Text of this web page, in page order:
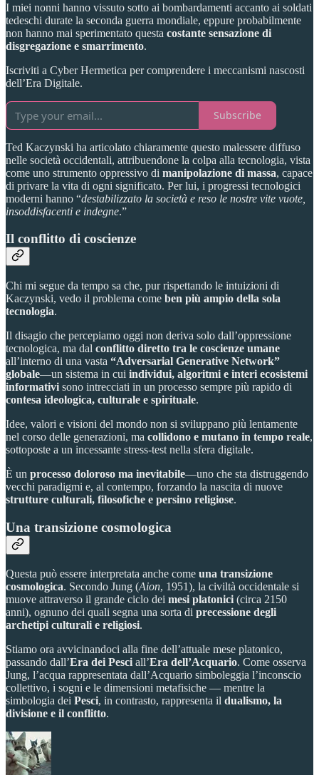
I miei nonni hanno vissuto sotto ai bombardamenti accanto ai soldati
tedeschi durate la seconda guerra mondiale, eppure probabilmente
non hanno mai sperimentato questa costante sensazione di
disgregazione e smarrimento.
Iscriviti a Cyber Hermetica per comprendere i meccanismi nascosti
dell’Era Digitale.
Subscribe
Ted Kaczynski ha articolato chiaramente questo malessere diffuso
nelle società occidentali, attribuendone la colpa alla tecnologia, vista
come uno strumento oppressivo di manipolazione di massa, capace
di privare la vita di ogni significato. Per lui, i progressi tecnologici
moderni hanno “destabilizzato la società e reso le nostre vite vuote,
insoddisfacenti e indegne.”
Il conflitto di coscienze
Chi mi segue da tempo sa che, pur rispettando le intuizioni di
Kaczynski, vedo il problema come ben più ampio della sola
tecnologia.
Il disagio che percepiamo oggi non deriva solo dall’oppressione
tecnologica, ma dal conflitto diretto tra le coscienze umane
all’interno di una vasta “Adversarial Generative Network”
globale—un sistema in cui individui, algoritmi e interi ecosistemi
informativi sono intrecciati in un processo sempre più rapido di
contesa ideologica, culturale e spirituale.
Idee, valori e visioni del mondo non si sviluppano più lentamente
nel corso delle generazioni, ma collidono e mutano in tempo reale,
sottoposte a un incessante stress-test nella sfera digitale.
È un processo doloroso ma inevitabile—uno che sta distruggendo
vecchi paradigmi e, al contempo, forzando la nascita di nuove
strutture culturali, filosofiche e persino religiose.
Una transizione cosmologica
Questa può essere interpretata anche come una transizione
cosmologica. Secondo Jung (Aion, 1951), la civiltà occidentale si
muove attraverso il grande ciclo dei mesi platonici(circa 2150
anni), ognuno dei quali segna una sorta di precessione degli
archetipi culturali e religiosi.
Stiamo ora avvicinandoci alla fine dell’attuale mese platonico,
passando dall’Era dei Pesciall’Era dell’Acquario. Come osserva
Jung, l’acqua rappresentata dall’Acquario simboleggia l’inconscio
collettivo, i sogni e le dimensioni metafisiche — mentre la
simbologia dei Pesci, in contrasto, rappresenta il dualismo, la
divisione e il conflitto.